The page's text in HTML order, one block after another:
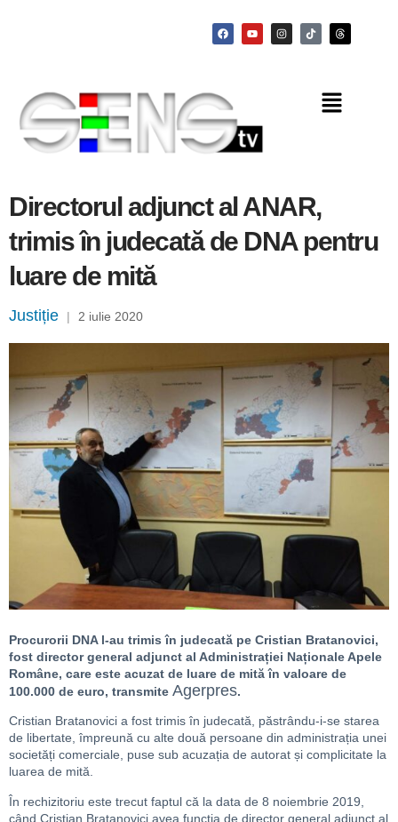
Directorul adjunct al ANAR,
trimis în judecată de DNA pentru
luare de mită
Justiție | 2 iulie 2020
Procurorii DNA l-au trimis în judecată pe Cristian Bratanovici,
fost director general adjunct al Administrației Naționale Apele
Române, care este acuzat de luare de mită în valoare de
100.000 de euro, transmite Agerpres.
Cristian Bratanovici a fost trimis în judecată, păstrându-i-se starea
de libertate, împreună cu alte două persoane din administrația unei
societăți comerciale, puse sub acuzația de autorat și complicitate la
luarea de mită.
În rechizitoriu este trecut faptul că la data de 8 noiembrie 2019,
când Cristian Bratanovici avea funcția de director general adjunct al